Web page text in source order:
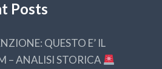
Posts
QUESTO E’ IL
– ANALISI STORICA